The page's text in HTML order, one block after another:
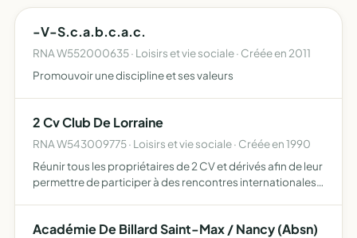
-V-S.c.a.b.c.a.c.
RNA W552000635 · Loisirs et vie sociale · Créée en 2011
Promouvoir une discipline et ses valeurs
2 Cv Club De Lorraine
RNA W543009775 · Loisirs et vie sociale · Créée en 1990
Réunir tous les propriétaires de 2 CV et dérivés afin de leur
permettre de participer à des rencontres internationales
Académie De Billard Saint-Max / Nancy (Absn)